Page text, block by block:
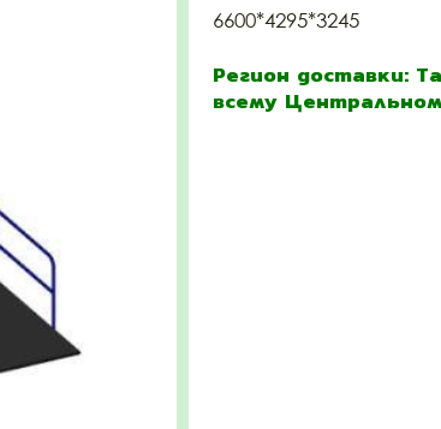
6600*4295*3245
Регион доставки:
всему